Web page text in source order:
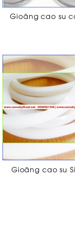
Gioăng cao su
Gioăng cao su